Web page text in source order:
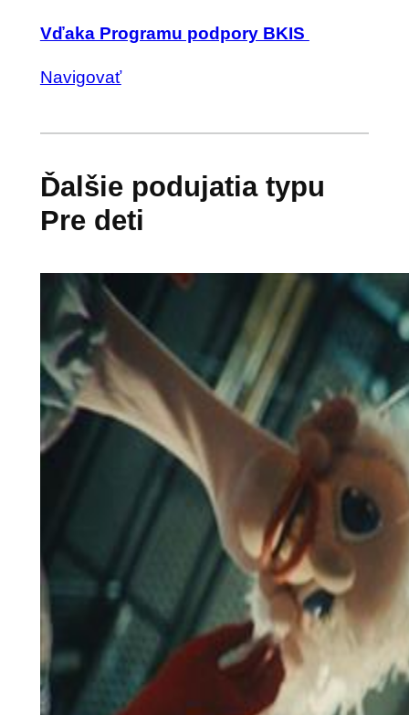
Vďaka Programu podpory BKIS
Navigovať
Ďalšie podujatia typu
Pre deti